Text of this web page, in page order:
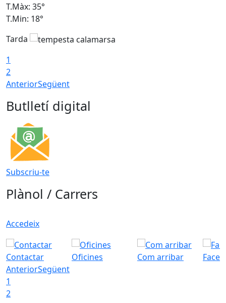
T.Màx: 35°
T.Min: 18°
Tarda
1
2
AnteriorSegüent
Butlletí digital
Subscriu-te
Plànol / Carrers
Accedeix
Contactar Oficines Com arribar
AnteriorSegüent
1
2